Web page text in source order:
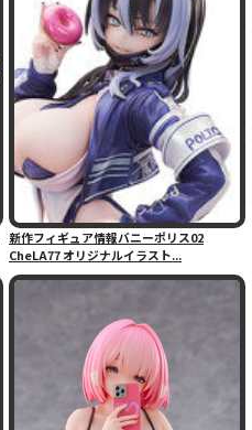
新作フィギュア情報バニーポリス02
CheLA77 オリジナルイラスト...